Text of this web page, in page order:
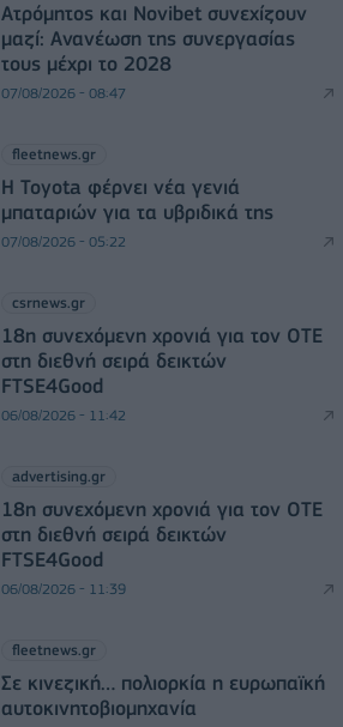
Ατρόμητος και Novibet συνεχίζουν
μαζί: Ανανέωση της συνεργασίας
τους μέχρι το 2028
07/08/2026 - 08:47
fleetnews.gr
Η Toyota φέρνει νέα γενιά
μπαταριών για τα υβριδικά της
07/08/2026 - 05:22
csrnews.gr
18η συνεχόμενη χρονιά για τον ΟΤΕ
στη διεθνή σειρά δεικτών
FTSE4Good
06/08/2026 - 11:42
advertising.gr
18η συνεχόμενη χρονιά για τον ΟΤΕ
στη διεθνή σειρά δεικτών
FTSE4Good
06/08/2026 - 11:39
fleetnews.gr
Σε κινεζική… πολιορκία η ευρωπαϊκή
αυτοκινητοβιομηχανία